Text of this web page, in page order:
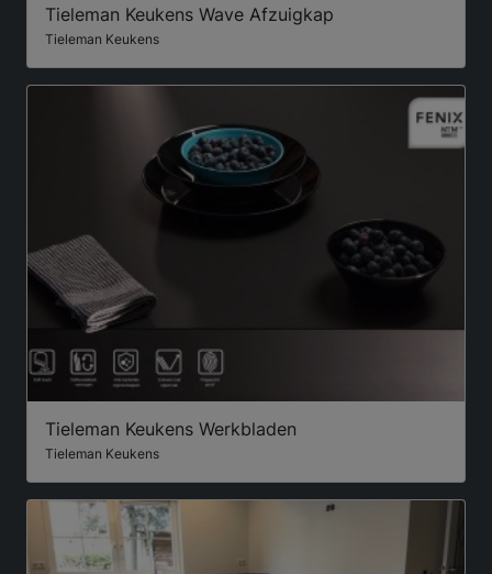
Tieleman Keukens Wave Afzuigkap
Tieleman Keukens
Tieleman Keukens Werkbladen
Tieleman Keukens